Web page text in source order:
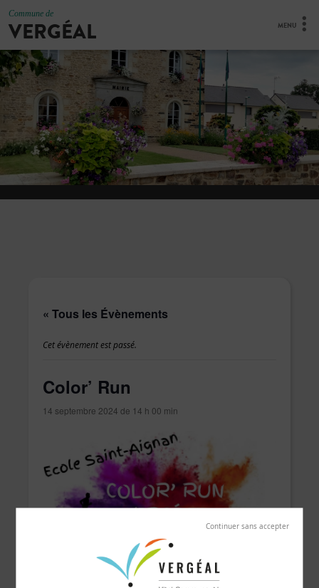
Commune de
VERGÉAL MENU
« Tous les Évènements
Cet évènement est passé.
Color’ Run
14 septembre 2024 de 14 h 00 min